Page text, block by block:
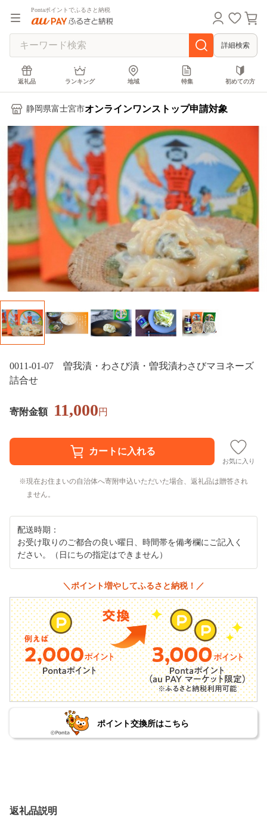
Pontaポイントでふるさと納税
詳細検索
返礼品 ランキング 地域 特集 初めての方
静岡県富士宮市オンラインワンストップ申請対象
0011-01-07 曽我漬・わさび漬・曽我漬わさびマヨネーズ
詰合せ
寄附金額 11,000円
お気に入り
現在お住まいの自治体へ寄附申込いただいた場合、返礼品は贈答され
ません。
配送時期：
お受け取りのご都合の良い曜日、時間帯を備考欄にご記入く
ださい。（日にちの指定はできません）
＼ポイント増やしてふるさと納税！／
ポイント交換所はこちら
返礼品説明